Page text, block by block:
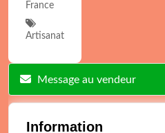
France
Artisanat
Message au vendeur
Information